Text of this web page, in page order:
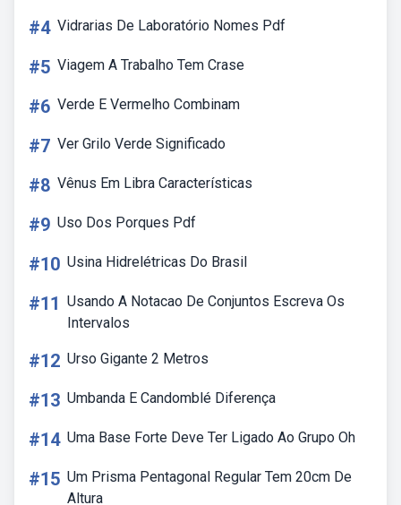
#4 Vidrarias De Laboratório Nomes Pdf
#5 Viagem A Trabalho Tem Crase
#6 Verde E Vermelho Combinam
#7 Ver Grilo Verde Significado
#8 Vênus Em Libra Características
#9 Uso Dos Porques Pdf
#10 Usina Hidrelétricas Do Brasil
#11 Usando A Notacao De Conjuntos Escreva Os
Intervalos
#12 Urso Gigante 2 Metros
#13 Umbanda E Candomblé Diferença
#14 Uma Base Forte Deve Ter Ligado Ao Grupo Oh
#15 Um Prisma Pentagonal Regular Tem 20cm De
Altura